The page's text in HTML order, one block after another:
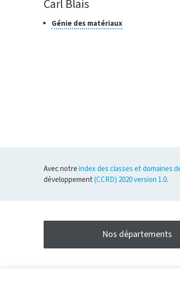
Carl Blais
Classe
Génie des matériauxCliquer
Avec notre index des classes et domaines
développement (CCRD) 2020 version 1.0.
Nos départements